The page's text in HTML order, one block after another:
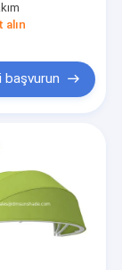
alın
başvurun